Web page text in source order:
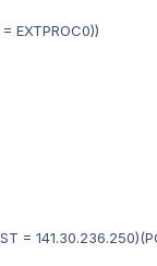
EXTPROC0))
=